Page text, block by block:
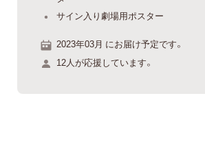
サイン入り劇場用ポスター
2023年03月 にお届け予定です。
12人が応援しています。